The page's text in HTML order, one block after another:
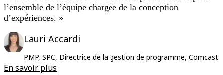
l’ensemble de l’équipe chargée de la conception
d’expériences. »
Lauri Accardi
PMP, SPC, Directrice de la gestion de programme, Comcast
En savoir plus